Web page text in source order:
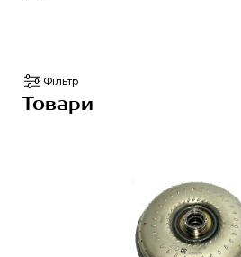
Фільтр
Товари